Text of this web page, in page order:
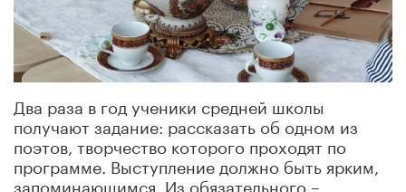
Два раза в год ученики средней школы
получают задание: рассказать об одном из
поэтов, творчество которого проходят по
программе. Выступление должно быть ярким,
запоминающимся. Из обязательного –